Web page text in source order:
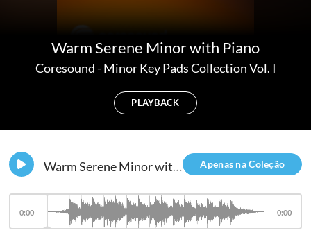
Warm Serene Minor with Piano
Coresound-Minor Key Pads Collection Vol. I
PLAYBACK
Apenas na Coleção
Warm Serene Minor with Piano
0:00 0:00